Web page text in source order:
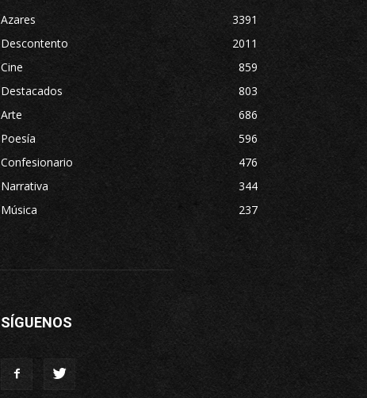
Azares
3391
Descontento
2011
Cine
859
Destacados
803
Arte
686
Poesía
596
Confesionario
476
Narrativa
344
Música
237
SÍGUENOS